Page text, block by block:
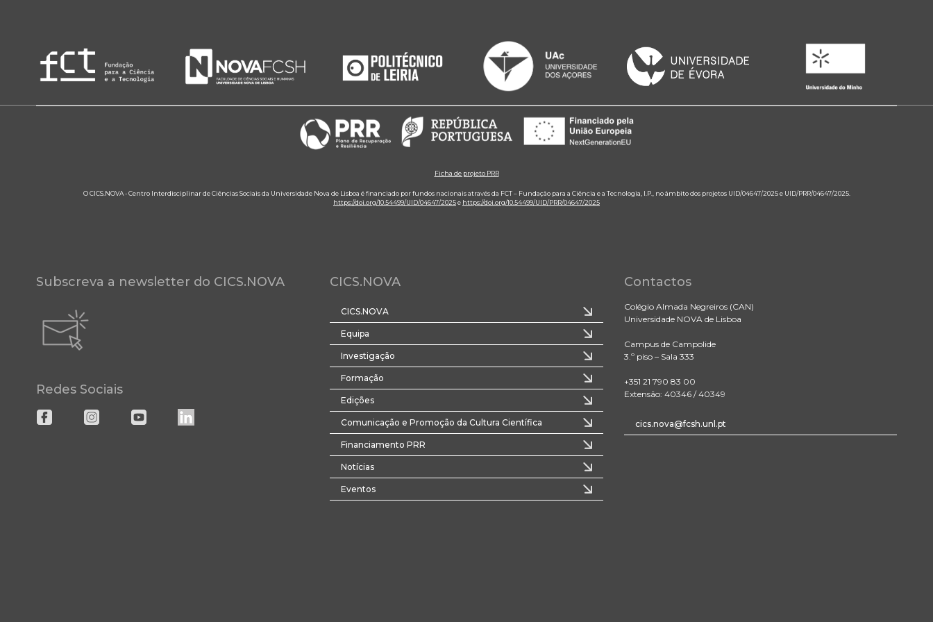
Ficha de projeto PRR
O CICS.NOVA - Centro Interdisciplinar de Ciências Sociais da Universidade Nova de Lisboa é financiado por fundos nacionais através da FCT – Fundação para a Ciência e a Tecnologia, I.P., no âmbito dos projetos UID/04647/2025 e UID/PRR/04647/2025.
https://doi.org/10.54499/UID/04647/2025e https://doi.org/10.54499/UID/PRR/04647/2025
Subscreva a newsletter do CICS.NOVA
Redes Sociais
CICS.NOVA
CICS.NOVA
Equipa
Investigação
Formação
Edições
Comunicação e Promoção da Cultura Científica
Financiamento PRR
Notícias
Eventos
Contactos
Colégio Almada Negreiros (CAN)
Universidade NOVA de Lisboa
Campus de Campolide
3.º piso – Sala 333
+351 21 790 83 00
Extensão: 40346 / 40349
cics.nova@fcsh.unl.pt